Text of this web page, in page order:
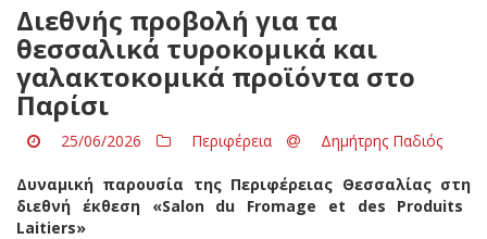
Διεθνής προβολή για τα
θεσσαλικά τυροκομικά και
γαλακτοκομικά προϊόντα στο
Παρίσι
25/06/2026 Περιφέρεια Δημήτρης Παδιός
Δυναμική παρουσία της Περιφέρειας Θεσσαλίας στη
διεθνή έκθεση«Salon du Fromage et des Produits
Laitiers»